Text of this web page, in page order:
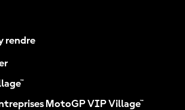
rendre
MotoGP VIP Village™